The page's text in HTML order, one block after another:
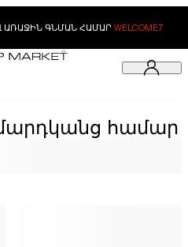
ԱՌԱՋԻՆ ԳՆՄԱՆ ՀԱՄԱՐ WELCOME7
համար